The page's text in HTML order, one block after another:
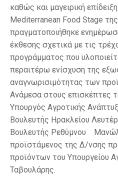
καθώς και μαγειρική
Mediterranean Food Stage
πραγματοποιήθηκε
έκθεσης σχετικά με τις
προγράμματος που
περαιτέρω ενίσχυση της
αναγνωρισιμότητας των
Ανάμεσα στους επισκέπτες
Υπουργός Αγροτικής
Βουλευτής Ηρακλείου
Βουλευτής Ρεθύμνου
προϊστάμενος της Δ/νσης
προϊόντων του Υπουργείου
Ταβουλάρης.